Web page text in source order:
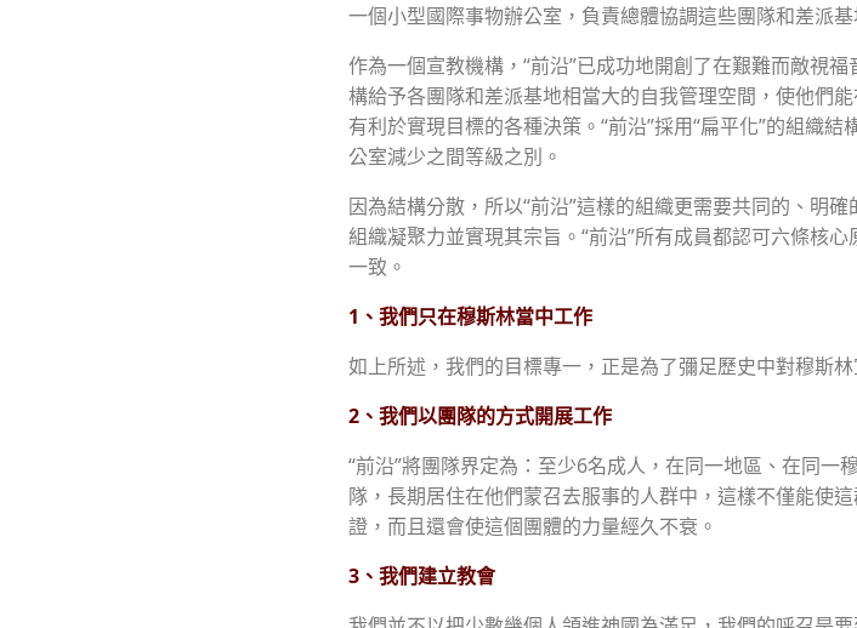
一個小型國際事物辦公室，負責總體協調這些團隊和差派基
作為一個宣教機構，“前沿”已成功地開創了在艱難而敵視
構給予各團隊和差派基地相當大的自我管理空間，使他們
有利於實現目標的各種決策。“前沿”採用“扁平化”的組織
公室減少之間等級之別。
因為結構分散，所以“前沿”這樣的組織更需要共同的、明
組織凝聚力並實現其宗旨。“前沿”所有成員都認可六條核
一致。
1、我們只在穆斯林當中工作
如上所述，我們的目標專一，正是為了彌足歷史中對穆斯林
2、我們以團隊的方式開展工作
“前沿”將團隊界定為：至少6名成人，在同一地區、在同一
隊，長期居住在他們蒙召去服事的人群中，這樣不僅能使
證，而且還會使這個團體的力量經久不衰。
3、我們建立教會